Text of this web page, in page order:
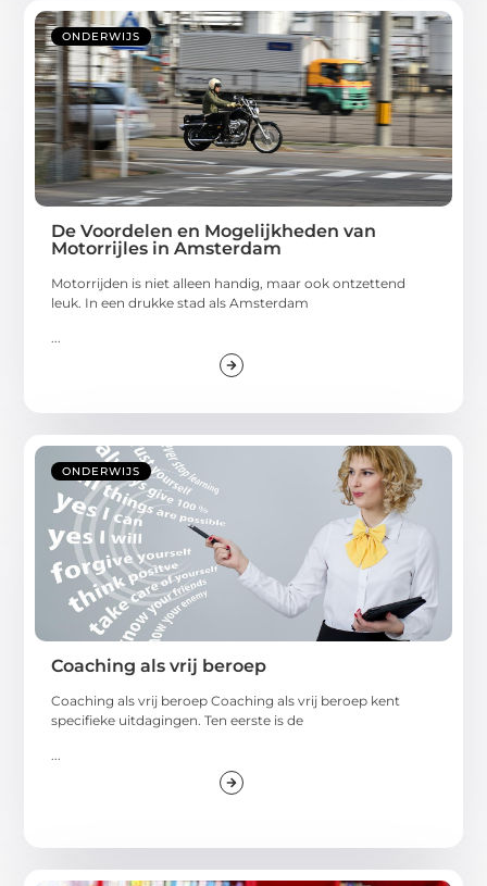
ONDERWIJS
De Voordelen en Mogelijkheden van
Motorrijles in Amsterdam
Motorrijden is niet alleen handig, maar ook ontzettend
leuk. In een drukke stad als Amsterdam
...
ONDERWIJS
Coaching als vrij beroep
Coaching als vrij beroep Coaching als vrij beroep kent
specifieke uitdagingen. Ten eerste is de
...